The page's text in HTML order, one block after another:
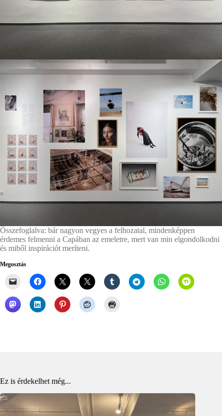
Összefoglalva: bár nagyon vegyes a felhozatal, mindenképpen
érdemes felmenni a Capában az emeletre, mert van min elgondolkodni
és miből inspirációt meríteni.
Megosztás
Ez is érdekelhet még...